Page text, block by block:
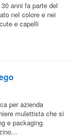
anni fa parte del
nel colore e nei
e capelli
per azienda
mulettista che si
e packaging.